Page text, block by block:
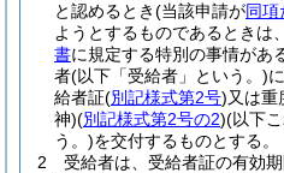
と認めるとき(当該申請が同項
ようとするものであるときは
書に規定する特別の事情があ
者(以下「受給者」という。)
給者証(別記様式第2号)又は重
神)(別記様式第2号の2)(以下
う。)を交付するものとする。
2
受給者は、受給者証の有効